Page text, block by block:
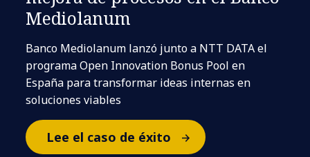
Mediolanum
Banco Mediolanum lanzó junto a NTT DATA el
programa Open Innovation Bonus Pool en
España para transformar ideas internas en
soluciones viables
Lee el caso de éxito